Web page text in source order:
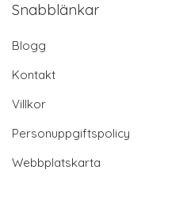
Snabblänkar
Blogg
Kontakt
Villkor
Personuppgiftspolicy
Webbplatskarta